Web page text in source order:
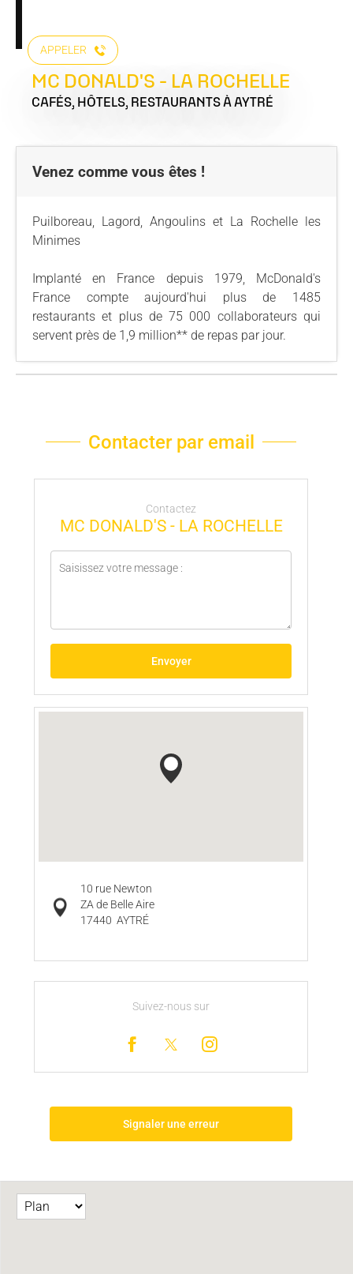
APPELER
MC DONALD'S - LA ROCHELLE
CAFÉS, HÔTELS, RESTAURANTS À AYTRÉ
Venez comme vous êtes !
Puilboreau, Lagord, Angoulins et La Rochelle les
Minimes
Implanté en France depuis 1979, McDonald's
France compte aujourd'hui plus de 1485
restaurants et plus de 75 000 collaborateurs qui
servent près de 1,9 million** de repas par jour.
Contacter par email
Contactez
MC DONALD'S - LA ROCHELLE
Envoyer
10 rue Newton
ZA de Belle Aire
17440 AYTRÉ
Suivez-nous sur
Signaler une erreur